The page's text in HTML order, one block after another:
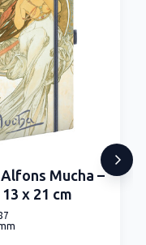
Mucha –
x 21 cm